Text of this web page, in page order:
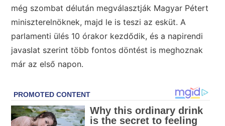
még szombat délután megválasztják Magyar Pétert
miniszterelnöknek, majd le is teszi az esküt. A
parlamenti ülés 10 órakor kezdődik, és a napirendi
javaslat szerint több fontos döntést is meghoznak
már az első napon.